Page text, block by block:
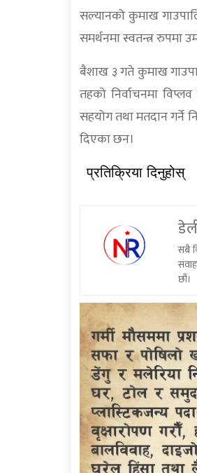
सल्यानको कुमाख
समर्थनमा स्वतन्त्र रुपमा
बैशाख ३ गते कुमाख
तहको निर्वाचनमा
सहयोग तथा मतदान गर्ने
दिएका छन।
प्रतिक्रिया दिनुहोस्
सबै
छौं।